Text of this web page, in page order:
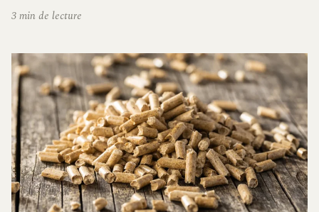
3 min de lecture